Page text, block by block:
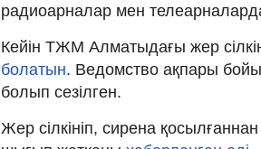
радиоарналар мен
Кейін ТЖМ Алматыдағы жер
болатын. Ведомство ақпары
болып сезілген.
Жер сілкініп, сирена